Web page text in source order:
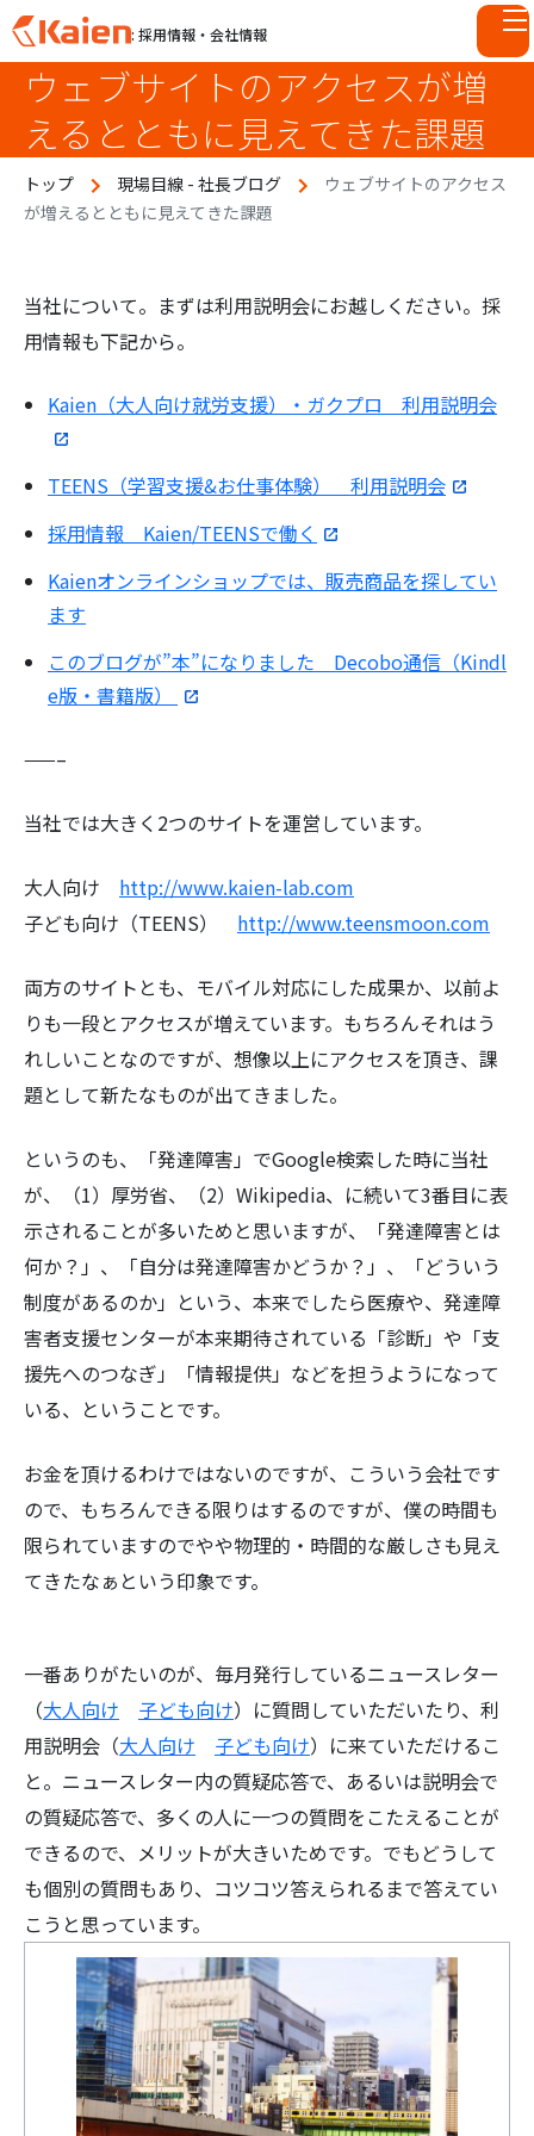
p
: 採用情報・会社情報
検
索:
ウェブサイトのアクセスが増
えるとともに見えてきた課題
トップ 現場目線 - 社長ブログ
ウェブサイトのアクセス
が増えるとともに見えてきた課題
当社について。まずは利用説明会にお越しください。採
用情報も下記から。
Kaien（大人向け就労支援）・ガクプロ 利用説明会
TEENS（学習支援&お仕事体験） 利用説明会
採用情報 Kaien/TEENSで働く
Kaienオンラインショップでは、販売商品を探してい
ます
このブログが”本”になりました Decobo通信（Kindl
e版・書籍版）
——–
当社では大きく2つのサイトを運営しています。
大人向け http://www.kaien-lab.com
子ども向け（TEENS） http://www.teensmoon.com
両方のサイトとも、モバイル対応にした成果か、以前よ
りも一段とアクセスが増えています。もちろんそれはう
れしいことなのですが、想像以上にアクセスを頂き、課
題として新たなものが出てきました。
というのも、「発達障害」でGoogle検索した時に当社
が、（1）厚労省、（2）Wikipedia、に続いて3番目に表
示されることが多いためと思いますが、「発達障害とは
何か？」、「自分は発達障害かどうか？」、「どういう
制度があるのか」という、本来でしたら医療や、発達障
害者支援センターが本来期待されている「診断」や「支
援先へのつなぎ」「情報提供」などを担うようになって
いる、ということです。
お金を頂けるわけではないのですが、こういう会社です
ので、もちろんできる限りはするのですが、僕の時間も
限られていますのでやや物理的・時間的な厳しさも見え
てきたなぁという印象です。
一番ありがたいのが、毎月発行しているニュースレター
（大人向け 子ども向け）に質問していただいたり、利
用説明会（大人向け 子ども向け）に来ていただけるこ
と。ニュースレター内の質疑応答で、あるいは説明会で
の質疑応答で、多くの人に一つの質問をこたえることが
できるので、メリットが大きいためです。でもどうして
も個別の質問もあり、コツコツ答えられるまで答えてい
こうと思っています。